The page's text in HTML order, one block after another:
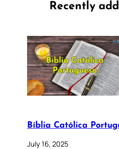
Recently
Bíblia Católica
July 16, 2025